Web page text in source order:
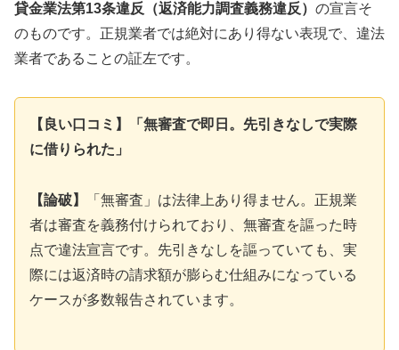
貸金業法第13条違反（返済能力調査義務違反） の宣言そ
のものです。正規業者では絶対にあり得ない表現で、違法
業者であることの証左です。
【良い口コミ】「無審査で即日。先引きなしで実際
に借りられた」
【論破】
「無審査」は法律上あり得ません。正規業
者は審査を義務付けられており、無審査を謳った時
点で違法宣言です。先引きなしを謳っていても、実
際には返済時の請求額が膨らむ仕組みになっている
ケースが多数報告されています。